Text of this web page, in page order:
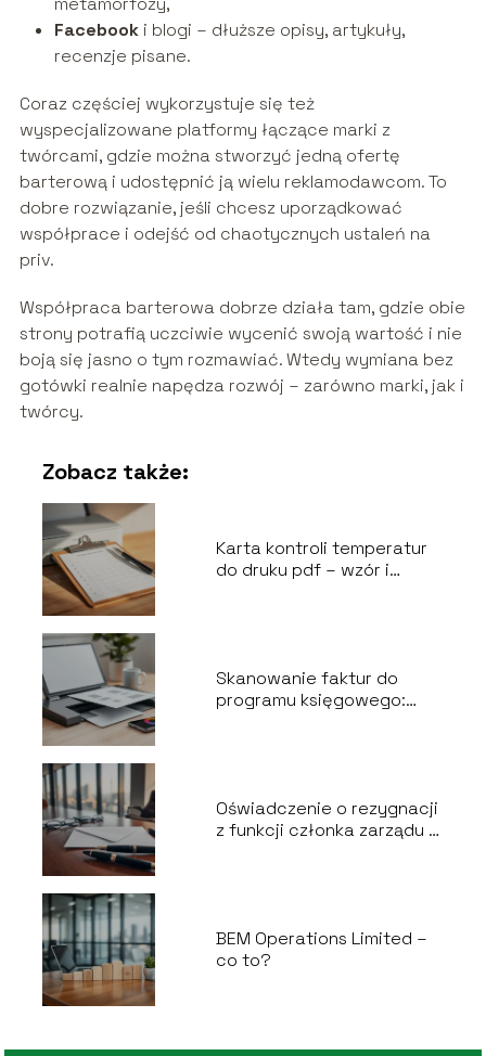
Facebooki blogi – dłuższe opisy, artykuły,
recenzje pisane.
Coraz częściej wykorzystuje się też
wyspecjalizowane platformy łączące marki z
twórcami, gdzie można stworzyć jedną ofertę
barterową i udostępnić ją wielu reklamodawcom. To
dobre rozwiązanie, jeśli chcesz uporządkować
współprace i odejść od chaotycznych ustaleń na
priv.
Współpraca barterowa dobrze działa tam, gdzie obie
strony potrafią uczciwie wycenić swoją wartość i nie
boją się jasno o tym rozmawiać. Wtedy wymiana bez
gotówki realnie napędza rozwój – zarówno marki, jak i
twórcy.
Zobacz także:
Karta kontroli temperatur
do druku pdf – wzór i
Skanowanie faktur do
programu księgowego:
Oświadczenie o rezygnacji
z funkcji członka zarządu –
BEM Operations Limited –
co to?